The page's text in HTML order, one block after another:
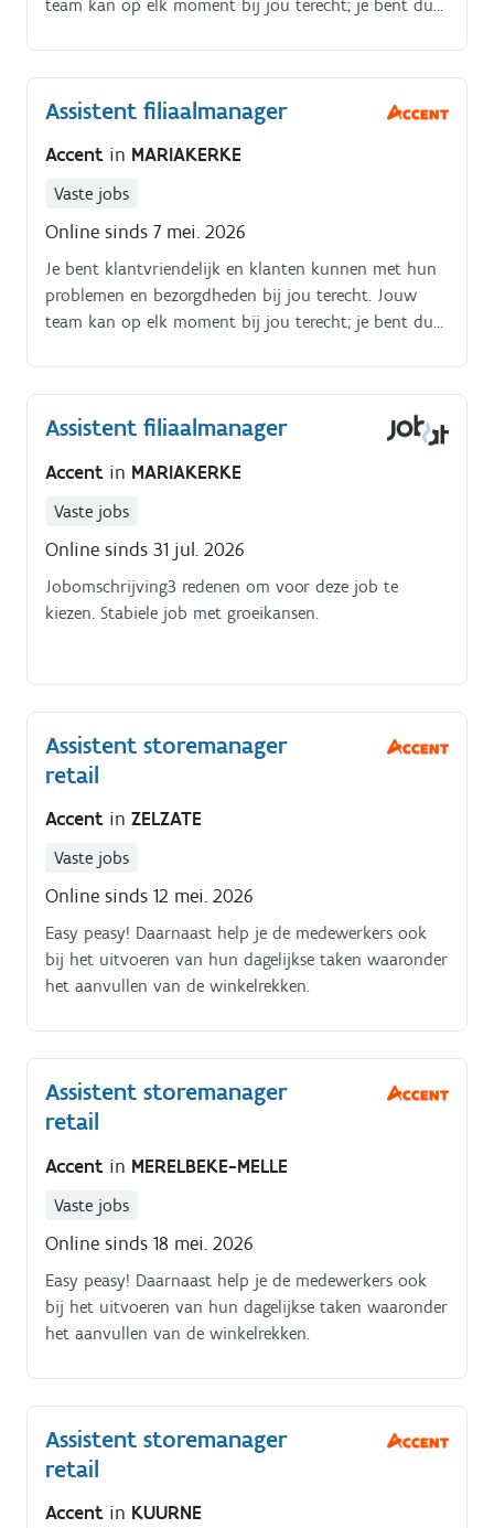
team kan op elk moment bij jou terecht; je bent dus
Assistent filiaalmanager
Accent in MARIAKERKE
Vaste jobs
Online sinds 7 mei. 2026
Je bent klantvriendelijk en klanten kunnen met hun
problemen en bezorgdheden bij jou terecht. Jouw
team kan op elk moment bij jou terecht; je bent dus
Assistent filiaalmanager
Accent in MARIAKERKE
Vaste jobs
Online sinds 31 jul. 2026
Jobomschrijving3 redenen om voor deze job te
kiezen. Stabiele job met groeikansen.
Assistent storemanager
retail
Accent in ZELZATE
Vaste jobs
Online sinds 12 mei. 2026
Easy peasy! Daarnaast help je de medewerkers ook
bij het uitvoeren van hun dagelijkse taken waaronder
het aanvullen van de winkelrekken.
Assistent storemanager
retail
Accent in MERELBEKE-MELLE
Vaste jobs
Online sinds 18 mei. 2026
Easy peasy! Daarnaast help je de medewerkers ook
bij het uitvoeren van hun dagelijkse taken waaronder
het aanvullen van de winkelrekken.
Assistent storemanager
retail
Accent in KUURNE